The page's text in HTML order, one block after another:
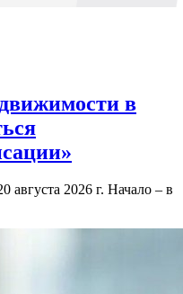
в
2026 г. Начало – в